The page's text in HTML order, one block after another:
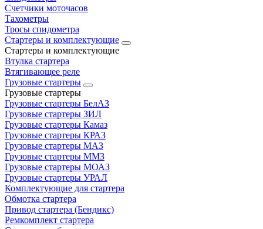
Счетчики моточасов
Тахометры
Тросы спидометра
Стартеры и комплектующие
Стартеры и комплектующие
Втулка стартера
Втягивающее реле
Грузовые стартеры
Грузовые стартеры
Грузовые стартеры БелАЗ
Грузовые стартеры ЗИЛ
Грузовые стартеры Камаз
Грузовые стартеры КРАЗ
Грузовые стартеры МАЗ
Грузовые стартеры ММЗ
Грузовые стартеры МОАЗ
Грузовые стартеры УРАЛ
Комплектующие для стартера
Обмотка стартера
Привод стартера (Бендикс)
Ремкомплект стартера